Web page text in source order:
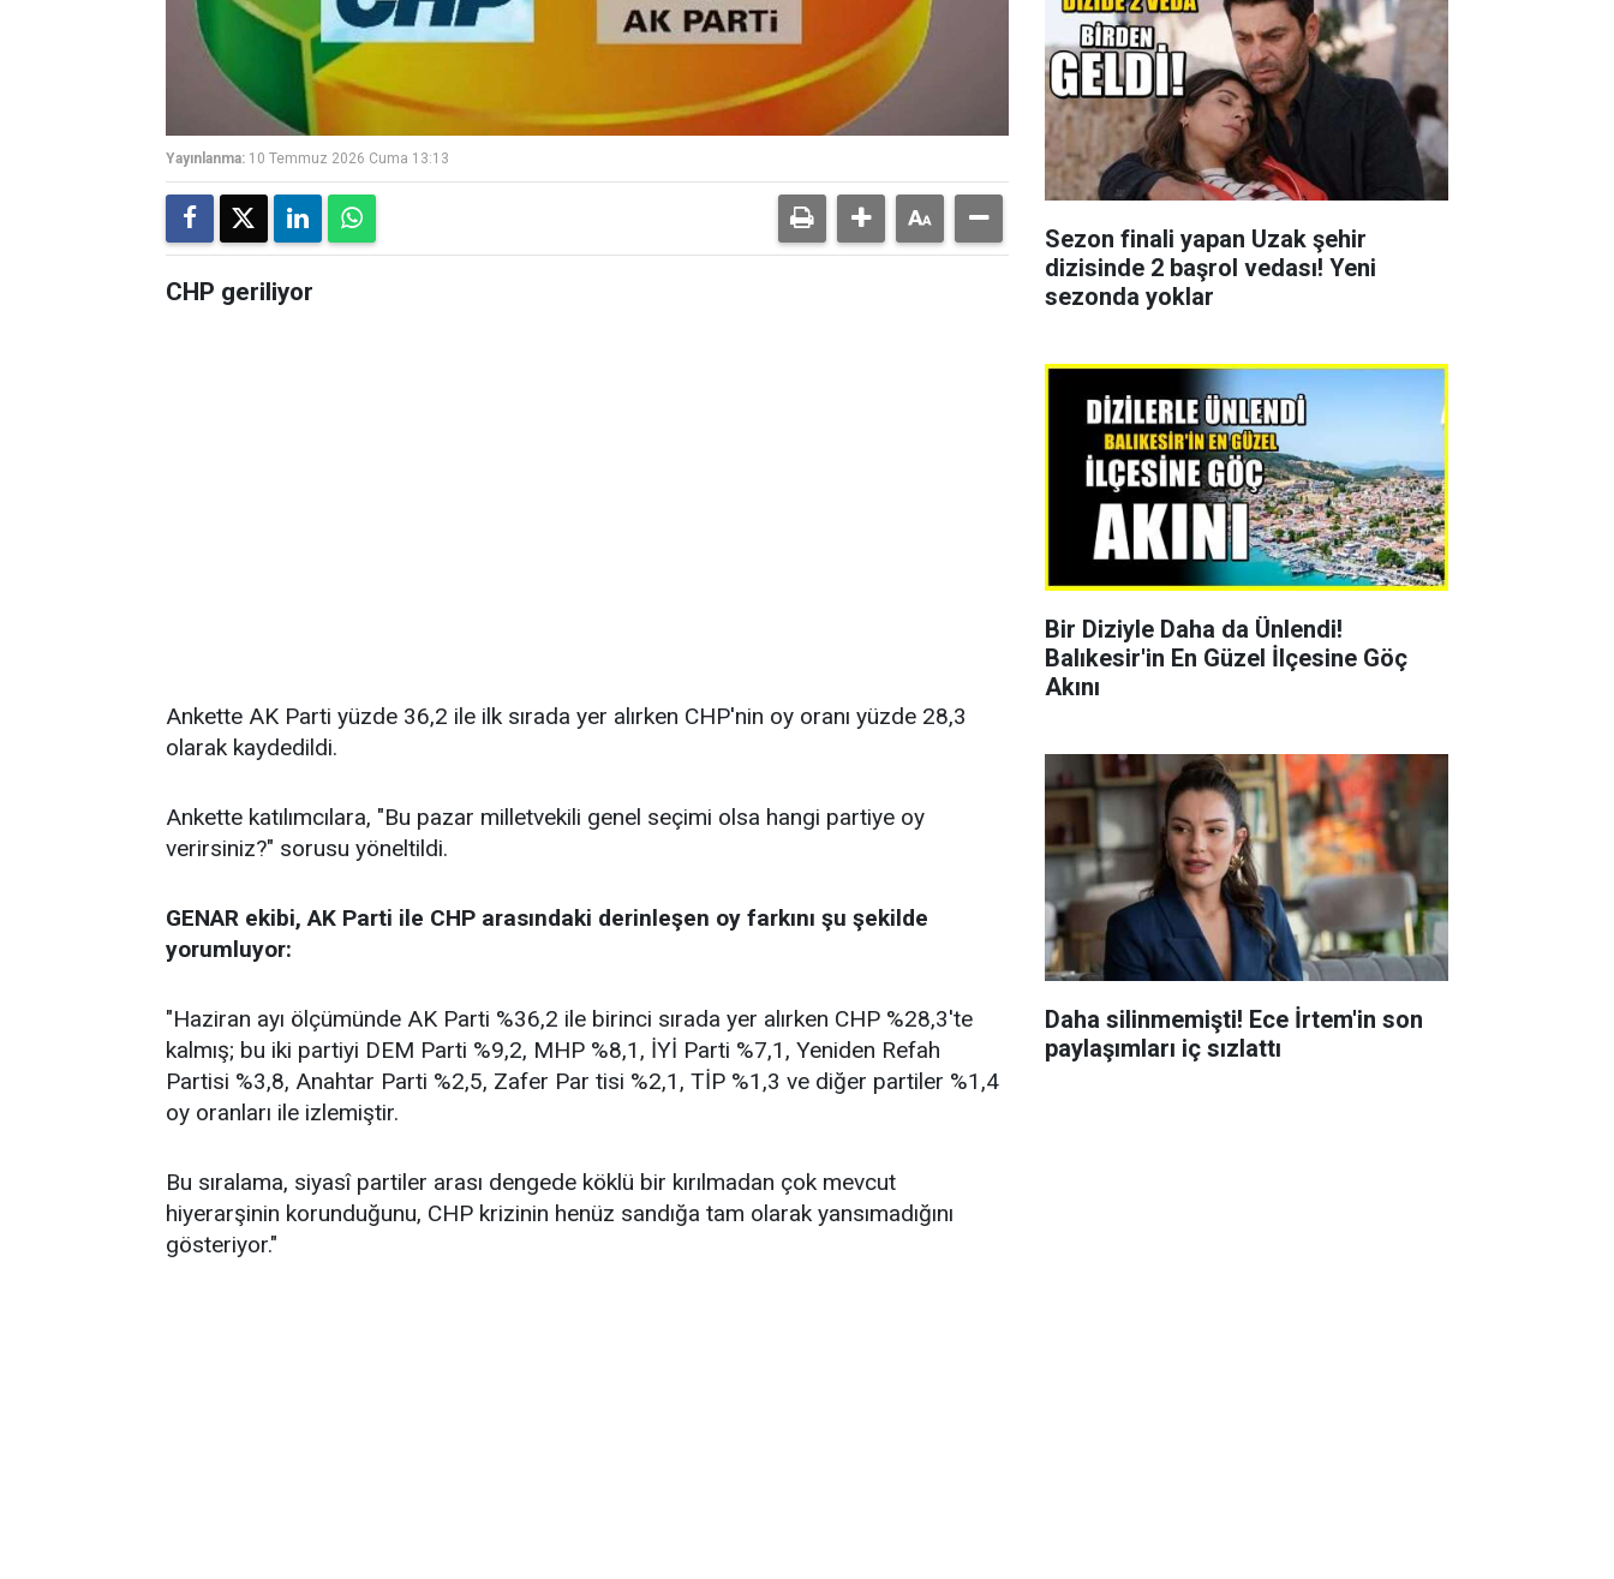
Yayınlanma: 10 Temmuz 2026 Cuma 13:13
CHP geriliyor
Ankette AK Parti yüzde 36,2 ile ilk sırada yer alırken CHP'nin oy oranı yüzde 28,3
olarak kaydedildi.
Ankette katılımcılara, "Bu pazar milletvekili genel seçimi olsa hangi partiye oy
verirsiniz?" sorusu yöneltildi.
GENAR ekibi, AK Parti ile CHP arasındaki derinleşen oy farkını şu şekilde
yorumluyor:
"Haziran ayı ölçümünde AK Parti %36,2 ile birinci sırada yer alırken CHP %28,3'te
kalmış; bu iki partiyi DEM Parti %9,2, MHP %8,1, İYİ Parti %7,1, Yeniden Refah
Partisi %3,8, Anahtar Parti %2,5, Zafer Par tisi %2,1, TİP %1,3 ve diğer partiler %1,4
oy oranları ile izlemiştir.
Bu sıralama, siyasî partiler arası dengede köklü bir kırılmadan çok mevcut
hiyerarşinin korunduğunu, CHP krizinin henüz sandığa tam olarak yansımadığını
gösteriyor."
Sezon finali yapan Uzak şehir
dizisinde 2 başrol vedası! Yeni
sezonda yoklar
Bir Diziyle Daha da Ünlendi!
Balıkesir'in En Güzel İlçesine Göç
Akını
Daha silinmemişti! Ece İrtem'in son
paylaşımları iç sızlattı